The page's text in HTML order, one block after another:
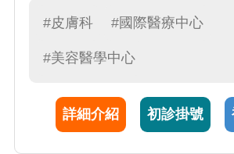
擅長於各種微創美容手術與光電
創微波狐臭治療、微創雷射囊腫
斑、微血管擴張及血管瘤雷射治
春治療、無創3TO趾甲矯正治療
#皮膚科 #國際醫療中心
#美容醫學中心
詳細介紹 初診掛號